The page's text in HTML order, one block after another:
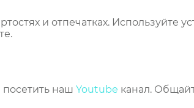
и отпечатках. Используйте
наш Youtube канал.